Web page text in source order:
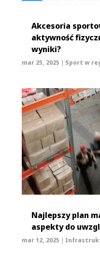
Akcesoria
aktywność
wyniki?
mar 25, 2025 | Sport w
Najlepszy plan
aspekty do
mar 12, 2025 |